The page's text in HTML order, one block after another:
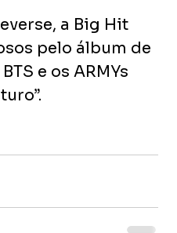
a Big Hit
pelo álbum de
e os ARMYs